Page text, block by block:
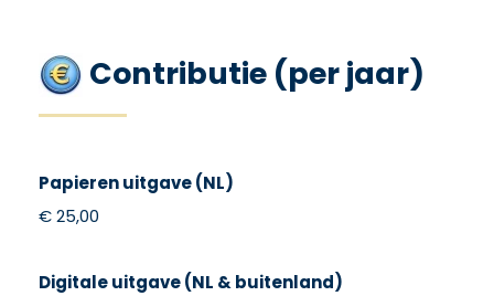
Contributie (per jaar)
Papieren uitgave (NL)
€ 25,00
Digitale uitgave (NL & buitenland)